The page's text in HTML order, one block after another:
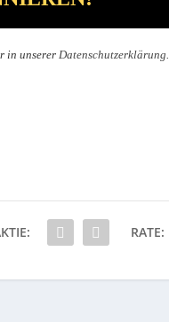
in unserer Datenschutzerklärung.
RATE: